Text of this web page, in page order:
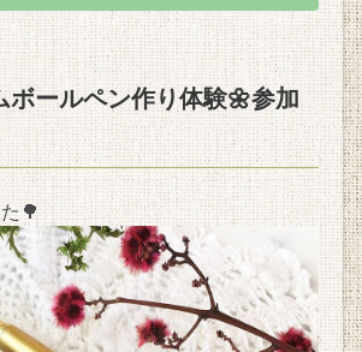
ボールペン作り体験🌼参加
🌳